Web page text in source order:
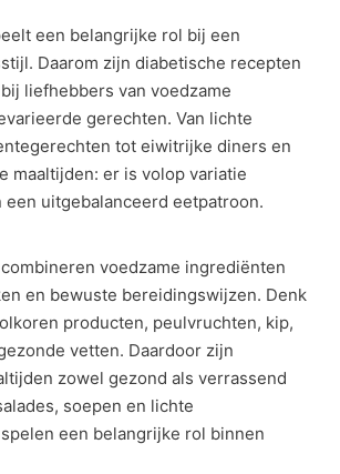
een belangrijke rol bij een
Daarom zijn diabetische recepten
liefhebbers van voedzame
gerechten. Van lichte
tot eiwitrijke diners en
maaltijden: er is volop variatie
een uitgebalanceerd eetpatroon.
voedzame ingrediënten
en bewuste bereidingswijzen. Denk
producten, peulvruchten, kip,
vetten. Daardoor zijn
zowel gezond als verrassend
soepen en lichte
een belangrijke rol binnen